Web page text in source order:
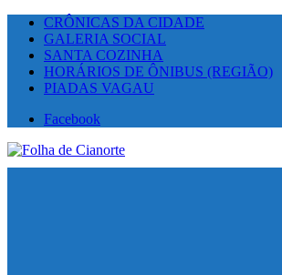
CRÔNICAS DA CIDADE
GALERIA SOCIAL
SANTA COZINHA
HORÁRIOS DE ÔNIBUS (REGIÃO)
PIADAS VAGAU
Facebook